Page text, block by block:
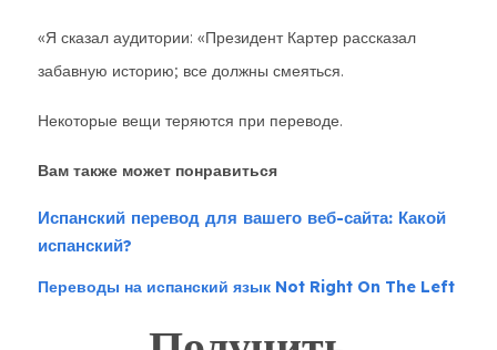
«Я сказал аудитории: «Президент Картер рассказал
забавную историю; все должны смеяться.
Некоторые вещи теряются при переводе.
Вам также может понравиться
Испанский перевод для вашего веб-сайта: Какой
испанский?
Переводы на испанский язык Not Right On The Left